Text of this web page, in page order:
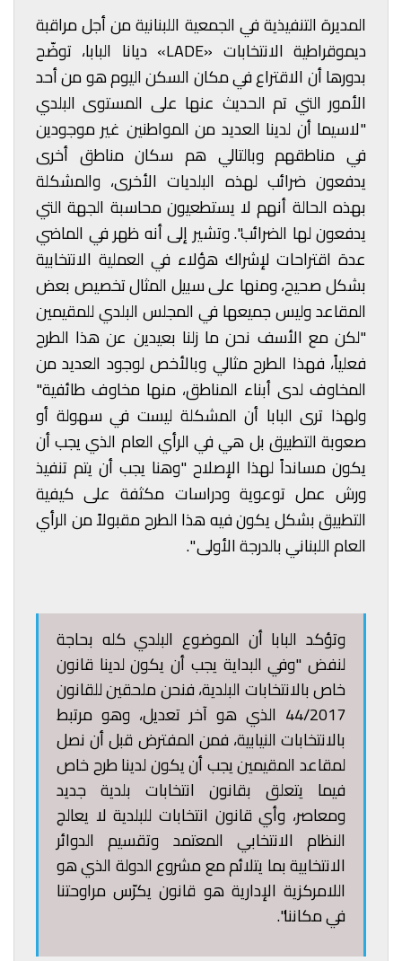
المديرة التنفيذية في الجمعية اللبنانية من أجل مراقبة
ديموقراطية الانتخابات «LADE» ديانا البابا، توضّح
بدورها أن الاقتراع في مكان السكن اليوم هو من أحد
الأمور التي تم الحديث عنها على المستوى البلدي
"لاسيما أن لدينا العديد من المواطنين غير موجودين
في مناطقهم وبالتالي هم سكان مناطق أخرى
يدفعون ضرائب لهذه البلديات الأخرى، والمشكلة
بهذه الحالة أنهم لا يستطعيون محاسبة الجهة التي
يدفعون لها الضرائب". وتشير إلى أنه ظهر في الماضي
عدة اقتراحات لإشراك هؤلاء في العملية الانتخابية
بشكل صحيح، ومنها على سبيل المثال تخصيص بعض
المقاعد وليس جميعها في المجلس البلدي للمقيمين
"لكن مع الأسف نحن ما زلنا بعيدين عن هذا الطرح
فعلياً، فهذا الطرح مثالي وبالأخص لوجود العديد من
المخاوف لدى أبناء المناطق، منها مخاوف طائفية"
ولهذا ترى البابا أن المشكلة ليست في سهولة أو
صعوبة التطبيق بل هي في الرأي العام الذي يجب أن
يكون مسانداً لهذا الإصلاح "وهنا يجب أن يتم تنفيذ
ورش عمل توعوية ودراسات مكثفة على كيفية
التطبيق بشكل يكون فيه هذا الطرح مقبولاً من الرأي
العام اللبناني بالدرجة الأولى ".
وتؤكد البابا أن الموضوع البلدي كله بحاجة
لنفض "وفي البداية يجب أن يكون لدينا قانون
خاص بالانتخابات البلدية، فنحن ملحقين للقانون
44/2017 الذي هو آخر تعديل، وهو مرتبط
بالانتخابات النيابية، فمن المفترض قبل أن نصل
لمقاعد المقيمين يجب أن يكون لدينا طرح خاص
فيما يتعلق بقانون انتخابات بلدية جديد
ومعاصر، وأي قانون انتخابات للبلدية لا يعالج
النظام الانتخابي المعتمد وتقسيم الدوائر
الانتخابية بما يتلائم مع مشروع الدولة الذي هو
اللامركزية الإدارية هو قانون يكرّس مراوحتنا
في مكاننا".